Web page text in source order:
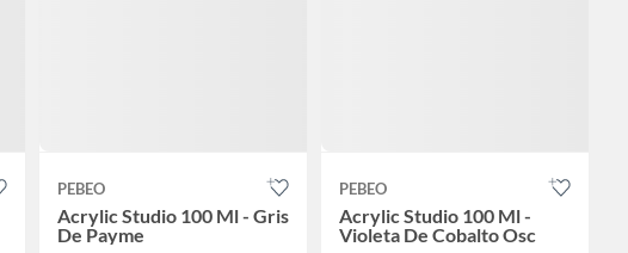
PEBEO
Acrylic Studio 100 Ml - Gris
De Payme
PEBEO
Acrylic Studio 100 Ml -
Violeta De Cobalto Osc